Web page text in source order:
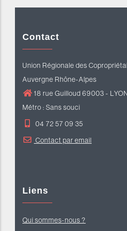
Contact
Union Régionale des
Auvergne Rhône-Alpes
18 rue Guilloud 69003 -
Métro : Sans souci
04 72 57 09 35
Contact par email
Liens
Qui sommes-nous ?